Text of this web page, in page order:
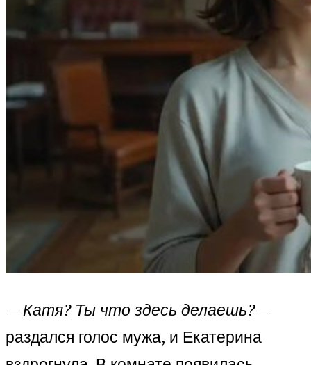
— Катя? Ты что здесь делаешь?—
раздался голос мужа, и Екатерина